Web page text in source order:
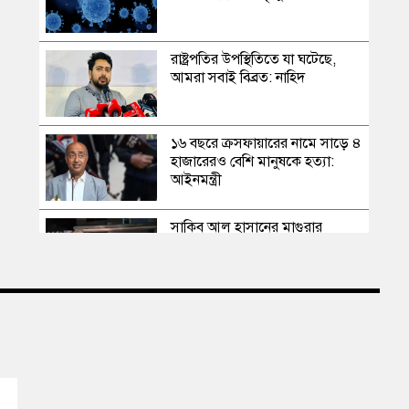
রাষ্ট্রপতির উপস্থিতিতে যা ঘটেছে,
আমরা সবাই বিব্রত: নাহিদ
১৬ বছরে ক্রসফায়ারের নামে সাড়ে ৪
হাজারেরও বেশি মানুষকে হত্যা:
আইনমন্ত্রী
সাকিব আল হাসানের মাগুরার